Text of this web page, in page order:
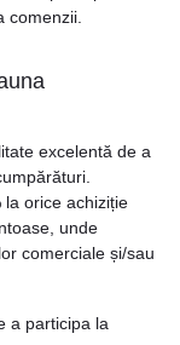
comenzii.
excelentă de a
la orice achiziție
unde
comerciale și/sau
a participa la